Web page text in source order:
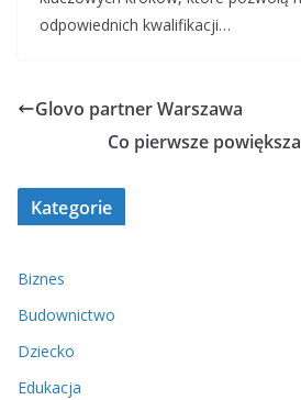
odpowiednich kwalifikacji…
Glovo partner Warszawa
Co pierwsze
Kategorie
Biznes
Budownictwo
Dziecko
Edukacja